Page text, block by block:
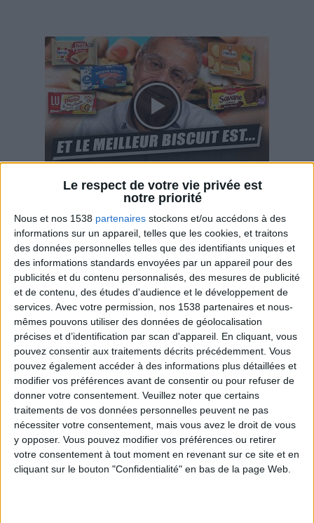
Le respect de votre vie privée est
notre priorité
Nous et nos 1538 partenaires stockons et/ou accédons à des
informations sur un appareil, telles que les cookies, et traitons
des données personnelles telles que des identifiants uniques et
des informations standards envoyées par un appareil pour des
publicités et du contenu personnalisés, des mesures de publicité
et de contenu, des études d'audience et le développement de
services. Avec votre permission, nos 1538 partenaires et nous-
mêmes pouvons utiliser des données de géolocalisation
précises et d’identification par scan d'appareil. En cliquant, vous
pouvez consentir aux traitements décrits précédemment. Vous
pouvez également accéder à des informations plus détaillées et
modifier vos préférences avant de consentir ou pour refuser de
donner votre consentement. Veuillez noter que certains
traitements de vos données personnelles peuvent ne pas
nécessiter votre consentement, mais vous avez le droit de vous
y opposer. Vous pouvez modifier vos préférences ou retirer
votre consentement à tout moment en revenant sur ce site et en
cliquant sur le bouton "Confidentialité" en bas de la page Web.
Savane, LU, Pepito, Harrys... Que valent vraiment
ces gâteaux ?
Webinaires en direct Voir tout
Peut-on remplacer la viande par des féculents ?
Consultation diététique du 05/08/2026